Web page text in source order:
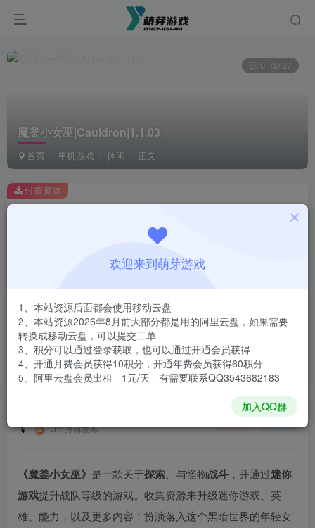
魔釜小女巫|Cauldron|1.1.03
首页 单机游戏 休闲 正文
0 27
此内容为付费资源，请付费后查看
￥1
免费
登录购买
安装包大小
游戏本体大小
1.84 GB
付费资源
3个月前发布
《魔釜小女巫》 是一款关于探索 、与怪物战斗 ，并通过迷你
游戏提升战队等级的游戏。收集资源来升级迷你游戏、英
雄、能力，以及更多内容！扮演落入这个黑暗世界的年轻女
欢迎来到萌芽游戏
1、本站资源后面都会使用移动云盘
2、本站资源2026年8月前大部分都是用的阿里云盘，如果需要
转换成移动云盘，可以提交工单
3、积分可以通过登录获取，也可以通过开通会员获得
4、开通月费会员获得10积分，开通年费会员获得60积分
5、阿里云盘会员出租 - 1元/天 - 有需要联系QQ3543682183
加入QQ群